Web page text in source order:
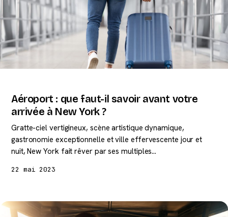
Aéroport : que faut-il savoir avant votre
arrivée à New York ?
Gratte-ciel vertigineux, scène artistique dynamique,
gastronomie exceptionnelle et ville effervescente jour et
nuit, New York fait rêver par ses multiples…
22 mai 2023